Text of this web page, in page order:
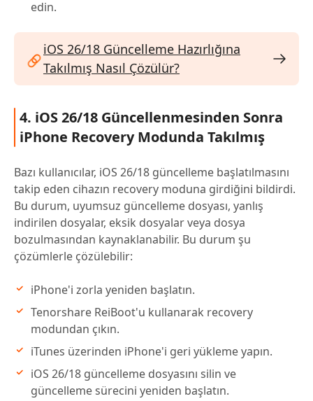
edin.
iOS 26/18 Güncelleme Hazırlığına
Takılmış Nasıl Çözülür?
4. iOS 26/18 Güncellenmesinden Sonra
iPhone Recovery Modunda Takılmış
Bazı kullanıcılar, iOS 26/18 güncelleme başlatılmasını
takip eden cihazın recovery moduna girdiğini bildirdi.
Bu durum, uyumsuz güncelleme dosyası, yanlış
indirilen dosyalar, eksik dosyalar veya dosya
bozulmasından kaynaklanabilir. Bu durum şu
çözümlerle çözülebilir:
iPhone'i zorla yeniden başlatın.
Tenorshare ReiBoot'u kullanarak recovery
modundan çıkın.
iTunes üzerinden iPhone'i geri yükleme yapın.
iOS 26/18 güncelleme dosyasını silin ve
güncelleme sürecini yeniden başlatın.